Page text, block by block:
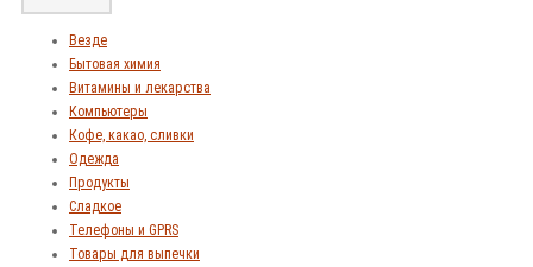
Везде
Бытовая химия
Витамины и лекарства
Компьютеры
Кофе, какао, сливки
Одежда
Продукты
Сладкое
Телефоны и GPRS
Товары для выпечки